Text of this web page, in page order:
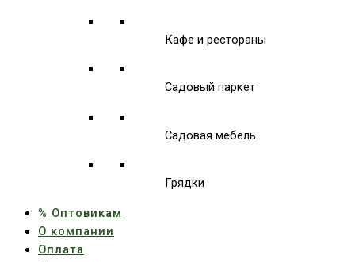
Кафе и рестораны
Садовый паркет
Садовая мебель
Грядки
% Оптовикам
О компании
Оплата